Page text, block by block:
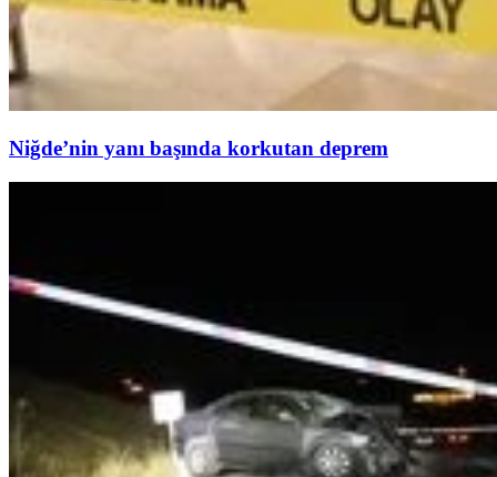
Niğde’nin yanı başında korkutan deprem